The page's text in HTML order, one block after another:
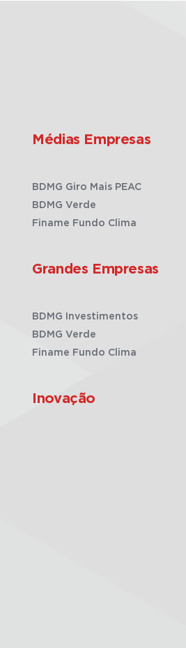
Médias Empresas
BDMG Giro Mais PEAC
BDMG Verde
Finame Fundo Clima
Grandes Empresas
BDMG Investimentos
BDMG Verde
Finame Fundo Clima
Inovação